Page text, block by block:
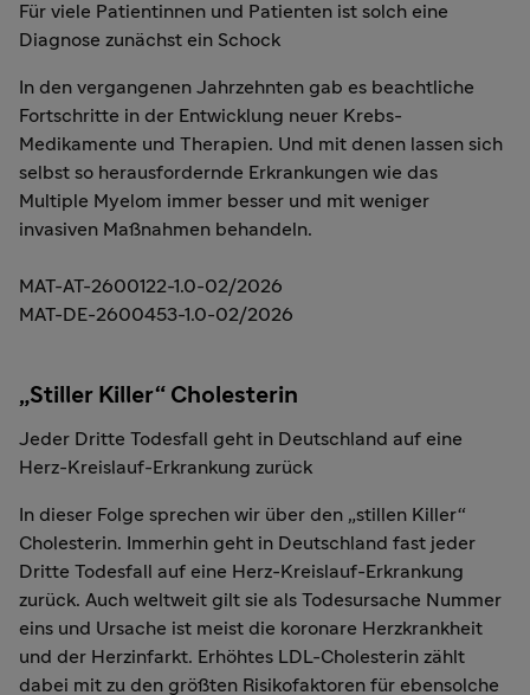
Für viele Patientinnen und Patienten ist solch eine
Diagnose zunächst ein Schock
In den vergangenen Jahrzehnten gab es beachtliche
Fortschritte in der Entwicklung neuer Krebs-
Medikamente und Therapien. Und mit denen lassen sich
selbst so herausfordernde Erkrankungen wie das
Multiple Myelom immer besser und mit weniger
invasiven Maßnahmen behandeln.
MAT-AT-2600122-1.0-02/2026
MAT-DE-2600453-1.0-02/2026
„Stiller Killer“ Cholesterin
Jeder Dritte Todesfall geht in Deutschland auf eine
Herz-Kreislauf-Erkrankung zurück
In dieser Folge sprechen wir über den „stillen Killer“
Cholesterin. Immerhin geht in Deutschland fast jeder
Dritte Todesfall auf eine Herz-Kreislauf-Erkrankung
zurück. Auch weltweit gilt sie als Todesursache Nummer
eins und Ursache ist meist die koronare Herzkrankheit
und der Herzinfarkt. Erhöhtes LDL-Cholesterin zählt
dabei mit zu den größten Risikofaktoren für ebensolche